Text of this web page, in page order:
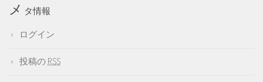
メ タ情報
ログイン
投稿の RSS